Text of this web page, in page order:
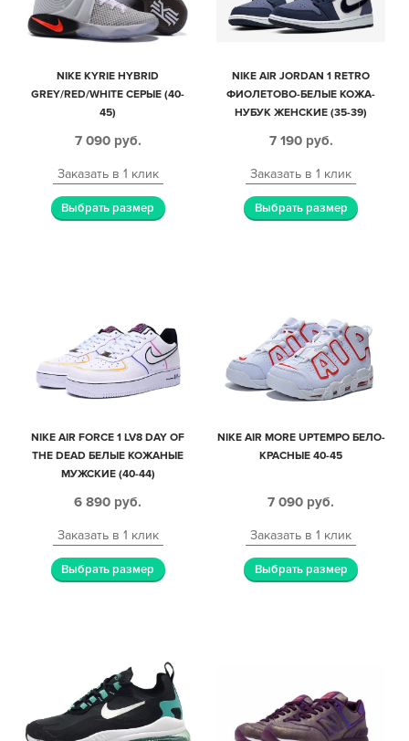
NIKE KYRIE HYBRID
GREY/RED/WHITE СЕРЫЕ (40-
45)
7 090 руб.
Заказать в 1 клик
Выбрать размер
NIKE AIR JORDAN 1 RETRO
ФИОЛЕТОВО-БЕЛЫЕ КОЖА-
НУБУК ЖЕНСКИЕ (35-39)
7 190 руб.
Заказать в 1 клик
Выбрать размер
NIKE AIR FORCE 1 LV8 DAY OF
THE DEAD БЕЛЫЕ КОЖАНЫЕ
МУЖСКИЕ (40-44)
6 890 руб.
Заказать в 1 клик
Выбрать размер
NIKE AIR MORE UPTEMPO БЕЛО-
КРАСНЫЕ 40-45
7 090 руб.
Заказать в 1 клик
Выбрать размер